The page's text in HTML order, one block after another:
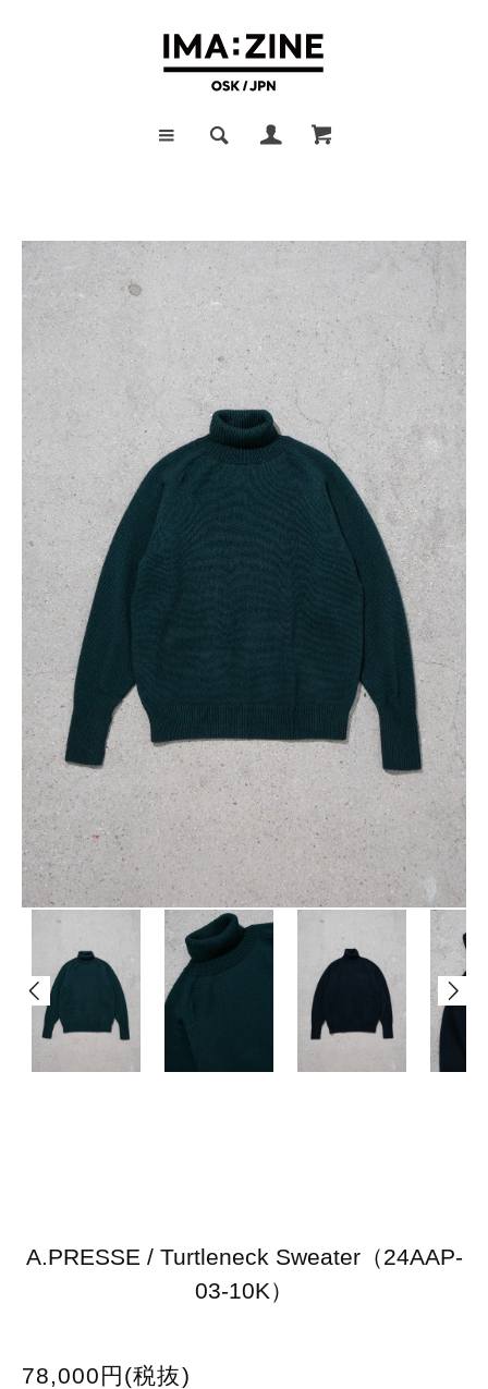
A.PRESSE / Turtleneck Sweater（24AAP-
03-10K）
78,000円(税抜)